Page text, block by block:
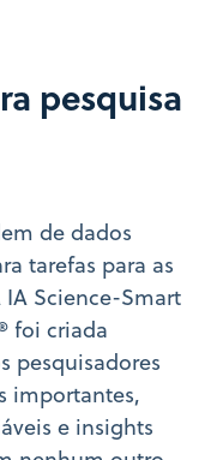
pesquisa
de dados
tarefas para as
Science-Smart
foi criada
pesquisadores
importantes,
e insights